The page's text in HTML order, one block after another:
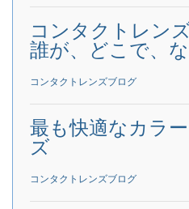
コンタクトレン
誰が、どこで、
コンタクトレンズブログ
最も快適なカラ
ズ
コンタクトレンズブログ